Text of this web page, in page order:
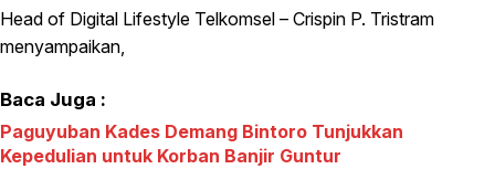
Head of Digital Lifestyle Telkomsel – Crispin P. Tristram
menyampaikan,
Baca Juga :
Paguyuban Kades Demang Bintoro Tunjukkan
Kepedulian untuk Korban Banjir Guntur